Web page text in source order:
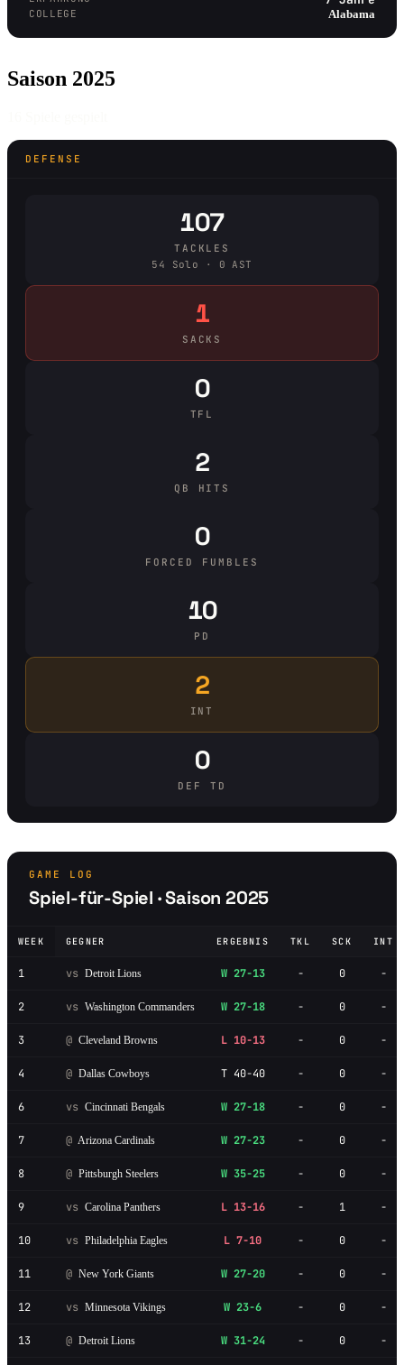
COLLEGE Alabama
Saison 2025
DEFENSE
107
TACKLES
54 Solo · 0 AST
1
SACKS
0
TFL
2
QB HITS
0
FORCED FUMBLES
10
PD
2
INT
0
DEF TD
GAME LOG
Spiel-für-Spiel · Saison 2025
WEEK GEGNER ERGEBNIS TKL SCK INT
1 vs Detroit Lions W 27-13 - 0 -
2 vs Washington Commanders W 27-18 - 0 -
3 @ Cleveland Browns L 10-13 - 0 -
4 @ Dallas Cowboys T 40-40 - 0 -
6 vs Cincinnati Bengals W 27-18 - 0 -
7 @ Arizona Cardinals W 27-23 - 0 -
8 @ Pittsburgh Steelers W 35-25 - 0 -
9 vs Carolina Panthers L 13-16 - 1 -
10 vs Philadelphia Eagles L 7-10 - 0 -
11 @ New York Giants W 27-20 - 0 -
12 vs Minnesota Vikings W 23-6 - 0 -
13 @ Detroit Lions W 31-24 - 0 -